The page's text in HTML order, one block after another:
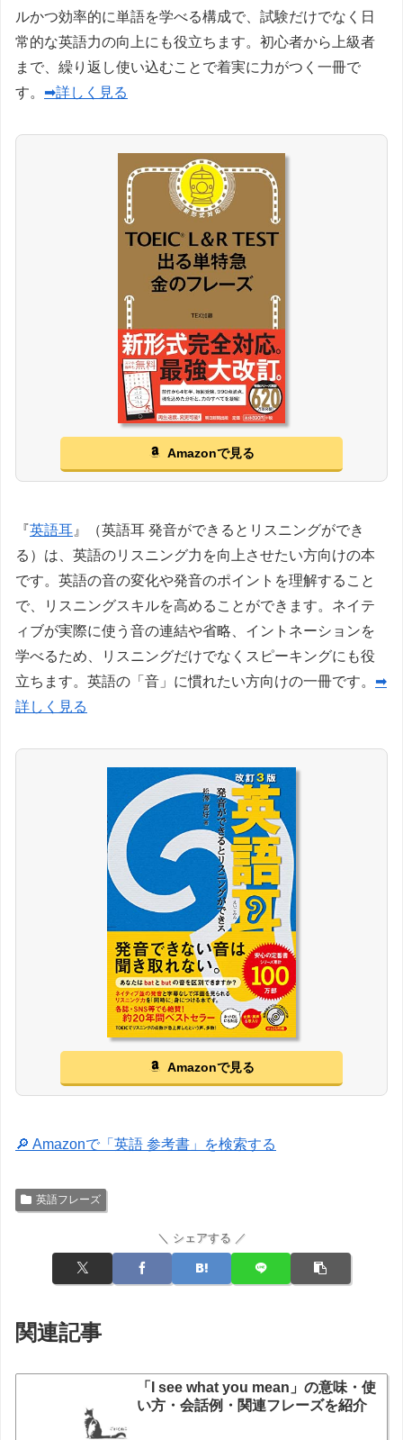
ルかつ効率的に単語を学べる構成で、試験だけでなく日
常的な英語力の向上にも役立ちます。初心者から上級者
まで、繰り返し使い込むことで着実に力がつく一冊で
す。 ➡詳しく見る
Amazonで見る
『英語耳 』（英語耳 発音ができるとリスニングができ
る）は、英語のリスニング力を向上させたい方向けの本
です。英語の音の変化や発音のポイントを理解すること
で、リスニングスキルを高めることができます。ネイテ
ィブが実際に使う音の連結や省略、イントネーションを
学べるため、リスニングだけでなくスピーキングにも役
立ちます。英語の「音」に慣れたい方向けの一冊です。 ➡
詳しく見る
Amazonで見る
🔎 Amazonで「英語 参考書」を検索する
英語フレーズ
＼ シェアする ／
関連記事
「I see what you mean」の意味・使
い方・会話例・関連フレーズを紹介